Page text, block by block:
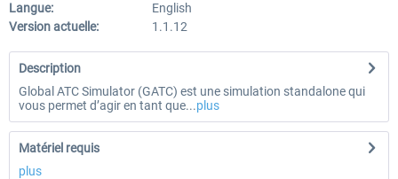
Langue:
English
Version actuelle:
1.1.12
Description
Global ATC Simulator (GATC) est une simulation standalone qui
vous permet d’agir en tant que...plus
Matériel requis
plus